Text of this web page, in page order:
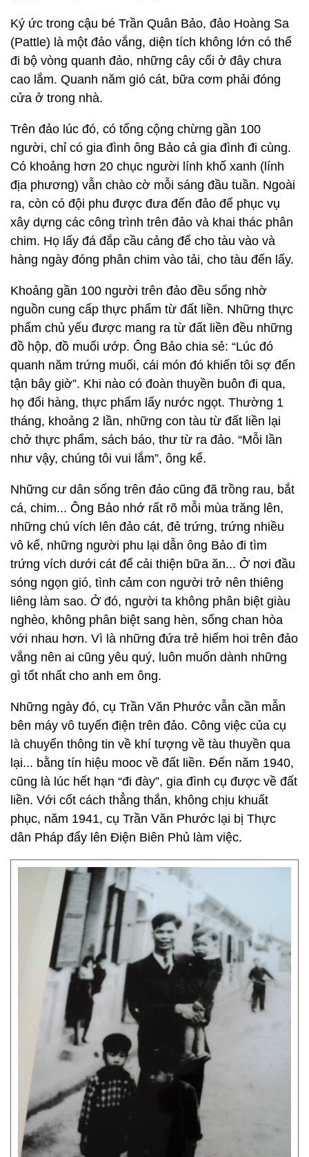
Ký ức trong cậu bé Trần Quân Bảo, đảo Hoàng Sa
(Pattle) là một đảo vắng, diện tích không lớn có thể
đi bộ vòng quanh đảo, những cây cối ở đây chưa
cao lắm. Quanh năm gió cát, bữa cơm phải đóng
cửa ở trong nhà.
Trên đảo lúc đó, có tổng cộng chừng gần 100
người, chỉ có gia đình ông Bảo cả gia đình đi cùng.
Có khoảng hơn 20 chục người lính khố xanh (lính
địa phương) vẫn chào cờ mỗi sáng đầu tuần. Ngoài
ra, còn có đội phu được đưa đến đảo để phục vụ
xây dựng các công trình trên đảo và khai thác phân
chim. Họ lấy đá đắp cầu cảng để cho tàu vào và
hàng ngày đóng phân chim vào tải, cho tàu đến lấy.
Khoảng gần 100 người trên đảo đều sống nhờ
nguồn cung cấp thực phẩm từ đất liền. Những thực
phẩm chủ yếu được mang ra từ đất liền đều những
đồ hộp, đồ muối ướp. Ông Bảo chia sẻ: “Lúc đó
quanh năm trứng muối, cái món đó khiến tôi sợ đến
tận bây giờ”. Khi nào có đoàn thuyền buôn đi qua,
họ đổi hàng, thực phẩm lấy nước ngọt. Thường 1
tháng, khoảng 2 lần, những con tàu từ đất liền lại
chở thực phẩm, sách báo, thư từ ra đảo. “Mỗi lần
như vậy, chúng tôi vui lắm”, ông kể.
Những cư dân sống trên đảo cũng đã trồng rau, bắt
cá, chim... Ông Bảo nhớ rất rõ mỗi mùa trăng lên,
những chú vích lên đảo cát, đẻ trứng, trứng nhiều
vô kể, những người phu lại dẫn ông Bảo đi tìm
trứng vích dưới cát để cải thiện bữa ăn... Ở nơi đầu
sóng ngọn gió, tình cảm con người trở nên thiêng
liêng làm sao. Ở đó, người ta không phân biệt giàu
nghèo, không phân biệt sang hèn, sống chan hòa
với nhau hơn. Vì là những đứa trẻ hiếm hoi trên đảo
vắng nên ai cũng yêu quý, luôn muốn dành những
gì tốt nhất cho anh em ông.
Những ngày đó, cụ Trần Văn Phước vẫn cần mẫn
bên máy vô tuyến điện trên đảo. Công việc của cụ
là chuyển thông tin về khí tượng về tàu thuyền qua
lại... bằng tín hiệu mooc về đất liền. Đến năm 1940,
cũng là lúc hết hạn “đi đày”, gia đình cụ được về đất
liền. Với cốt cách thẳng thắn, không chịu khuất
phục, năm 1941, cụ Trần Văn Phước lại bị Thực
dân Pháp đẩy lên Điện Biên Phủ làm việc.